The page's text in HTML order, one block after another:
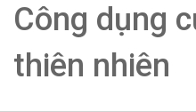
Công dụng
thiên nhiên